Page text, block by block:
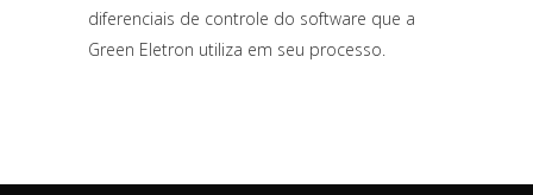
diferenciais de controle do software que a
Green Eletron utiliza em seu processo.